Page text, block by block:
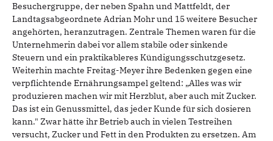
Besuchergruppe, der neben Spahn und Mattfeldt, der
Landtagsabgeordnete Adrian Mohr und 15 weitere Besucher
angehörten, heranzutragen. Zentrale Themen waren für die
Unternehmerin dabei vor allem stabile oder sinkende
Steuern und ein praktikableres Kündigungsschutzgesetz.
Weiterhin machte Freitag-Meyer ihre Bedenken gegen eine
verpflichtende Ernährungsampel geltend: „Alles was wir
produzieren machen wir mit Herzblut, aber auch mit Zucker.
Das ist ein Genussmittel, das jeder Kunde für sich dosieren
kann." Zwar hätte ihr Betrieb auch in vielen Testreihen
versucht, Zucker und Fett in den Produkten zu ersetzen. Am